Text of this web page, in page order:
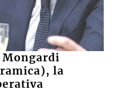
la